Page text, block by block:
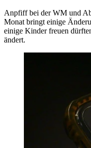
Anpfiff bei der WM und
Monat bringt einige
einige Kinder freuen
ändert.